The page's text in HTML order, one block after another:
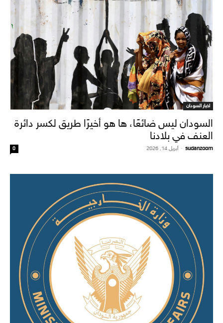
اخبار السودان
السودان ليس ضائعًا، ها هو أخيرًا طريق لكسر دائرة
العنف في بلادنا
sudanzoom
- أبريل 14, 2026 0